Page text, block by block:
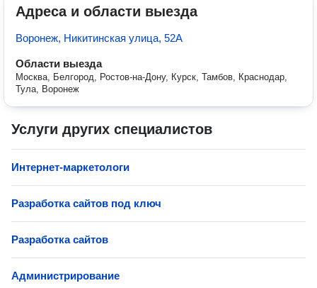
Адреса и области выезда
Воронеж, Никитинская улица, 52А
Области выезда
Москва, Белгород, Ростов-на-Дону, Курск, Тамбов, Краснодар,
Тула, Воронеж
Услуги других специалистов
Интернет-маркетологи
Разработка сайтов под ключ
Разработка сайтов
Администрирование